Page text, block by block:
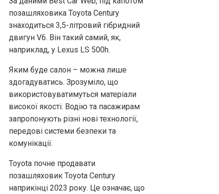
позашляховика Toyota Century
знаходиться 3,5-літровий гібридний
двигун V6. Він такий самий, як,
наприклад, у Lexus LS 500h.
Яким буде салон – можна лише
здогадуватись. Зрозуміло, що
використовуватимуться матеріали
високої якості. Водію та пасажирам
запропонують різні нові технології,
передові системи безпеки та
комунікації.
Toyota почне продавати
позашляховик Toyota Century
наприкінці 2023 року. Це означає, що